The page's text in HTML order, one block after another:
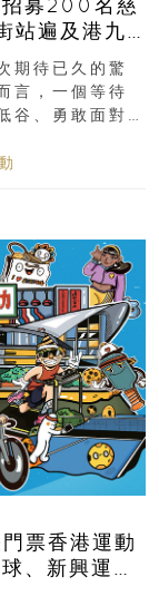
招募200名慈
站遍及港九
期待已久的驚
言，一個等待
谷、勇敢面對
票香港運動
、新興運